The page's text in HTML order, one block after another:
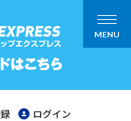
ログイン
MENU